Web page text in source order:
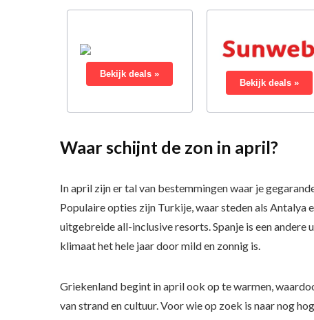
Bekijk deals »
Bekijk deals »
Waar schijnt de zon in april?
In april zijn er tal van bestemmingen waar je
Populaire opties zijn Turkije, waar steden als Antalya
uitgebreide all-inclusive resorts. Spanje is een andere
klimaat het hele jaar door mild en zonnig is.
Griekenland begint in april ook op te warmen,
van strand en cultuur. Voor wie op zoek is naar nog